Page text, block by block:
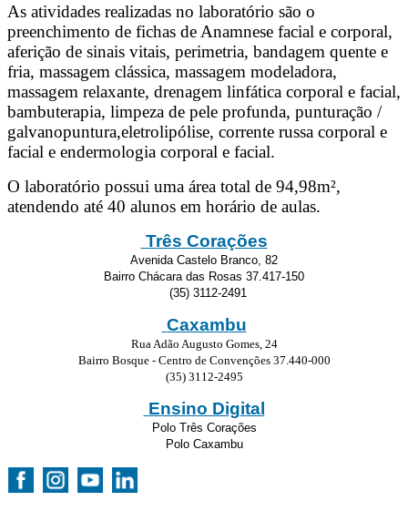
As atividades realizadas no laboratório são o
preenchimento de fichas de Anamnese facial e corporal,
aferição de sinais vitais, perimetria, bandagem quente e
fria, massagem clássica, massagem modeladora,
massagem relaxante, drenagem linfática corporal e facial,
bambuterapia, limpeza de pele profunda, punturação /
galvanopuntura,eletrolipólise, corrente russa corporal e
facial e endermologia corporal e facial.
O laboratório possui uma área total de 94,98m²,
atendendo até 40 alunos em horário de aulas.
Três Corações
Avenida Castelo Branco, 82
Bairro Chácara das Rosas 37.417-150
(35) 3112-2491
Caxambu
Rua Adão Augusto Gomes, 24
Bairro Bosque - Centro de Convenções 37.440-000
(35) 3112-2495
Ensino Digital
Polo Três Corações
Polo Caxambu